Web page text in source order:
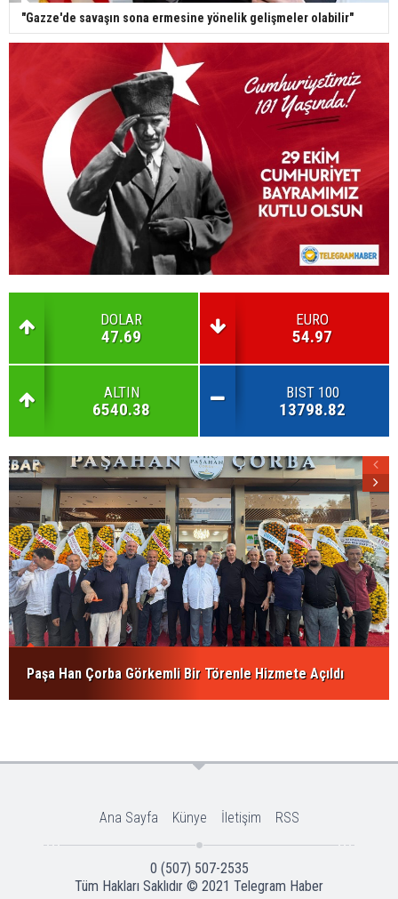
"Gazze'de savaşın sona ermesine yönelik gelişmeler olabilir"
DOLAR
47.69
EURO
54.97
ALTIN
6540.38
BIST 100
13798.82
Paşa Han Çorba Görkemli Bir Törenle Hizmete Açıldı
Ana Sayfa Künye İletişim RSS
0 (507) 507-2535
Tüm Hakları Saklıdır © 2021 Telegram Haber